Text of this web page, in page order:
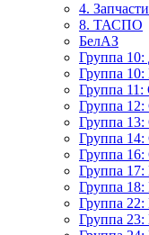
4.
8. ТАСПО
БелАЗ
Группа 10:
Группа 10:
Группа 11:
Группа 12:
Группа 13:
Группа 14:
Группа
Группа 17:
Группа 18:
Группа
Группа